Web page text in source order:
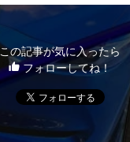
この記事が気に入ったら
フォローしてね！